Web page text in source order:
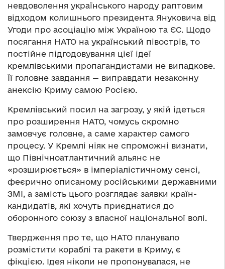
невдоволення українського народу раптовим
відходом колишнього президента Януковича від
Угоди про асоціацію між Україною та ЄС. Щодо
посягання НАТО на український півострів, то
постійне підгодовування цієї ідеї
кремлівськими пропагандистами не випадкове.
Її головне завдання — виправдати незаконну
анексію Криму самою Росією.
Кремлівський посил на загрозу, у якій ідеться
про розширення НАТО, чомусь скромно
замовчує головне, а саме характер самого
процесу. У Кремлі ніяк не спроможні визнати,
що Північноатлантичний альянс не
«розширюється» в імперіалістичному сенсі,
феєрично описаному російськими державними
ЗМІ, а замість цього розглядає заявки країн-
кандидатів, які хочуть приєднатися до
оборонного союзу з власної національної волі.
Твердження про те, що НАТО планувало
розмістити кораблі та ракети в Криму, є
фікцією. Ідея ніколи не пропонувалася, не